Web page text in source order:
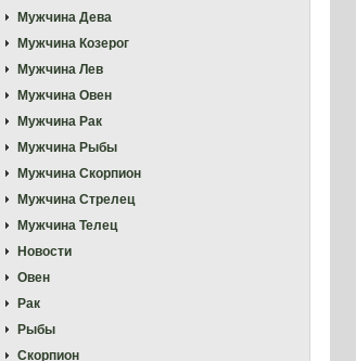
Мужчина Дева
Мужчина Козерог
Мужчина Лев
Мужчина Овен
Мужчина Рак
Мужчина Рыбы
Мужчина Скорпион
Мужчина Стрелец
Мужчина Телец
Новости
Овен
Рак
Рыбы
Скорпион